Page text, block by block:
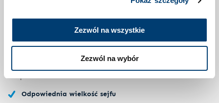
Zezwól na wszystkie
Zezwól na wybór
Na co musisz zwrócić uwagę?
Zależy nam przede wszystkim na satysfakcji klienta z
zakupionego sejfu. Weź pod uwagę nasze wskazówki i
wybierz sejf idealnie odpowiadający Twoim wyobrażeniom i
Odpowiednia wielkość sejfu